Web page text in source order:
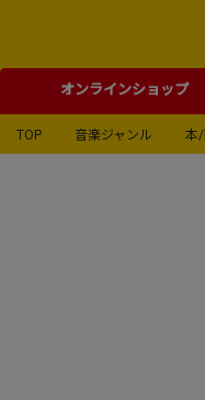
オンラインショップ
TOP 音楽ジャンル 本/